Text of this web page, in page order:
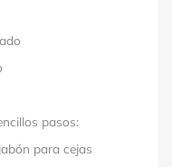
pasos:
para cejas